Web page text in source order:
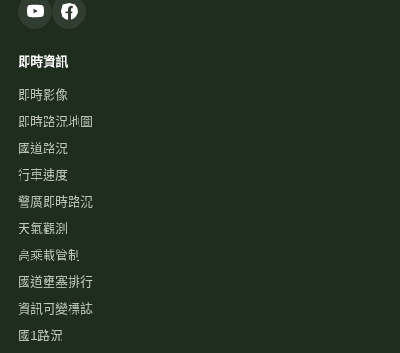
即時資訊
即時影像
即時路況地圖
國道路況
行車速度
警廣即時路況
天氣觀測
高乘載管制
國道壅塞排行
資訊可變標誌
國1路況